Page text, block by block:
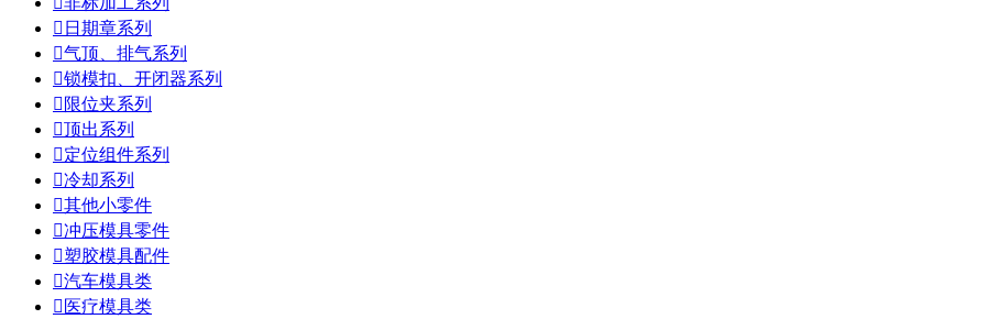
 日期章系列
气顶、排气系列
锁模扣、开闭器系列
 限位夹系列
顶出系列
定位组件系列
冷却系列
其他小零件
冲压模具零件
塑胶模具配件
汽车模具类
 医疗模具类